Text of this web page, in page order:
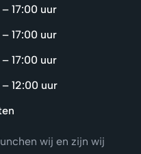
17:00 uur
17:00 uur
17:00 uur
12:00 uur
wij en zijn wij